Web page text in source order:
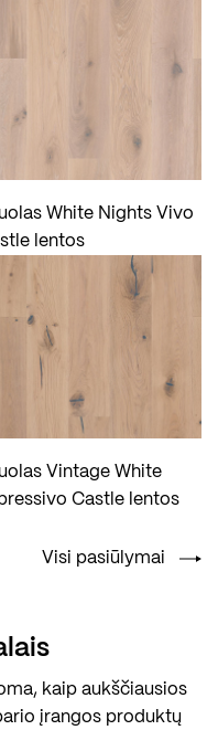
White Nights Vivo
lentos
Vintage White
Castle lentos
Visi pasiūlymai
kaip aukščiausios
įrangos produktų